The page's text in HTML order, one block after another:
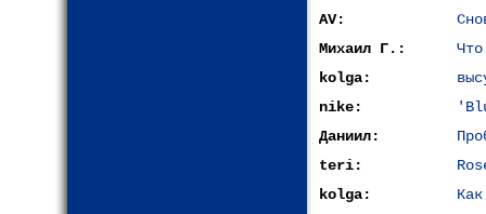
AV:
Михаил Г.:
kolga:
nike:
Даниил:
teri:
kolga: